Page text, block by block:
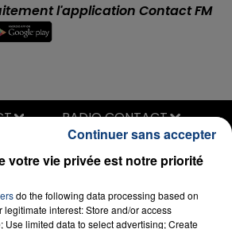
l'application Contact FM
DJO
RADIO CONTACT
votre vie privée est notre priorité
do the following data processing based on
legitimate interest: Store and/or access
Use limited data to select advertising; Create
Continuer sans accepter